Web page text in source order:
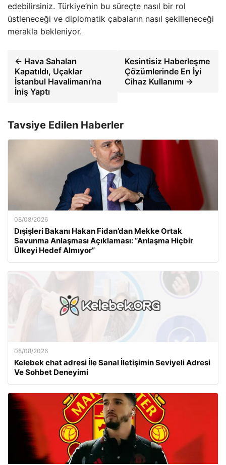
edebilirsiniz. Türkiye’nin bu süreçte nasıl bir rol
üstleneceği ve diplomatik çabaların nasıl şekilleneceği
merakla bekleniyor.
← Hava Sahaları
Kapatıldı, Uçaklar
İstanbul Havalimanı’na
İniş Yaptı
Kesintisiz Haberleşme
Çözümlerinde En İyi
Cihaz Kullanımı →
Tavsiye Edilen Haberler
08/08/2026
Dışişleri Bakanı Hakan Fidan’dan Mekke Ortak
Savunma Anlaşması Açıklaması: “Anlaşma Hiçbir
Ülkeyi Hedef Almıyor”
08/08/2026
Kelebek chat adresi İle Sanal İletişimin Seviyeli Adresi
Ve Sohbet Deneyimi